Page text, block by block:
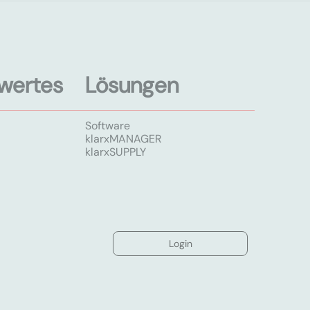
Lösungen
Software
klarxMANAGER
klarxSUPPLY
Login